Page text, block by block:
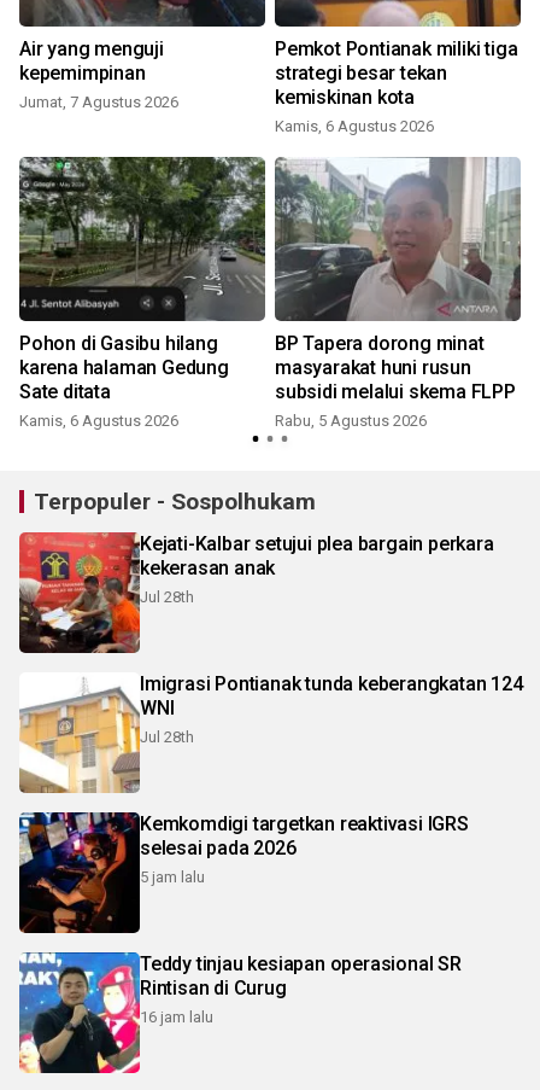
Air yang menguji
kepemimpinan
Jumat, 7 Agustus 2026
Pemkot Pontianak miliki tiga
strategi besar tekan
kemiskinan kota
Kamis, 6 Agustus 2026
Pohon di Gasibu hilang
karena halaman Gedung
Sate ditata
Kamis, 6 Agustus 2026
BP Tapera dorong minat
masyarakat huni rusun
subsidi melalui skema FLPP
Rabu, 5 Agustus 2026
Terpopuler - Sospolhukam
Kejati-Kalbar setujui plea bargain perkara
kekerasan anak
Jul 28th
Imigrasi Pontianak tunda keberangkatan 124
WNI
Jul 28th
Kemkomdigi targetkan reaktivasi IGRS
selesai pada 2026
5 jam lalu
Teddy tinjau kesiapan operasional SR
Rintisan di Curug
16 jam lalu